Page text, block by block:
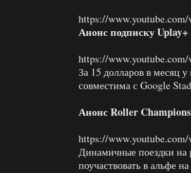
https://
Анонс подписку Uplay+
https://
За 15 долларов в месяц
совместима с Google
Анонс Roller Champions
https://
Динамичные поездки
поучаствовать в альфе